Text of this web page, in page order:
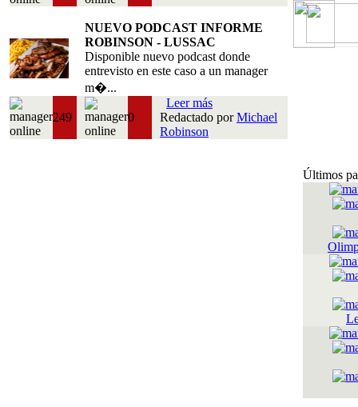
NUEVO PODCAST INFORME
ROBINSON - LUSSAC
Disponible nuevo podcast donde
entrevisto en este caso a un manager
m�...
249 0
Leer más
Redactado porMichael
Robinson
Últimos